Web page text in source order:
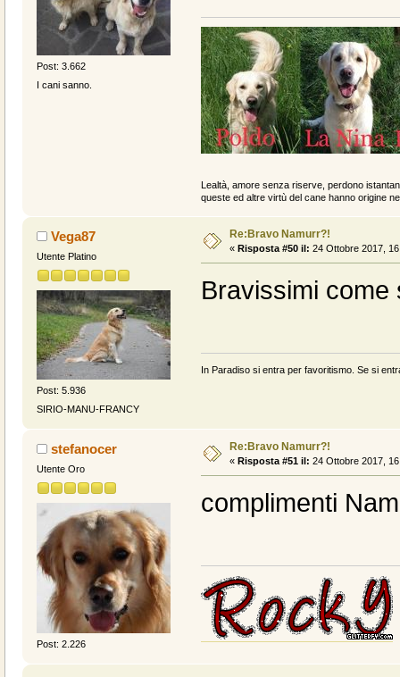
Post: 3.662
I cani sanno.
Lealtà, amore senza riserve, perdono
queste ed altre virtù del cane hanno origine
Vega87
Utente Platino
Post: 5.936
SIRIO-MANU-FRANCY
Re:Bravo Namurr?!
« Risposta #50 il: 24 Ottobre 2017,
Bravissimi come
In Paradiso si entra per favoritismo. Se si
stefanocer
Utente Oro
Post: 2.226
Re:Bravo Namurr?!
« Risposta #51 il: 24 Ottobre 2017,
complimenti